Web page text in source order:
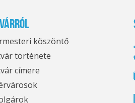
köszöntő
története
címere